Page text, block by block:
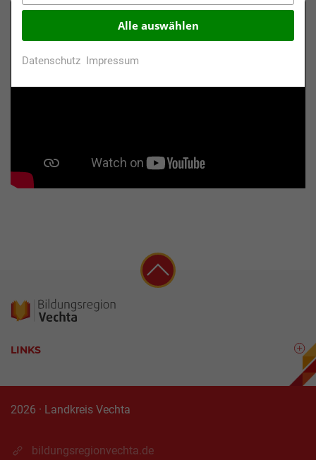
LINKS
2026 · Landkreis Vechta
bildungsregionvechta.de
Alle auswählen
Datenschutz Impressum